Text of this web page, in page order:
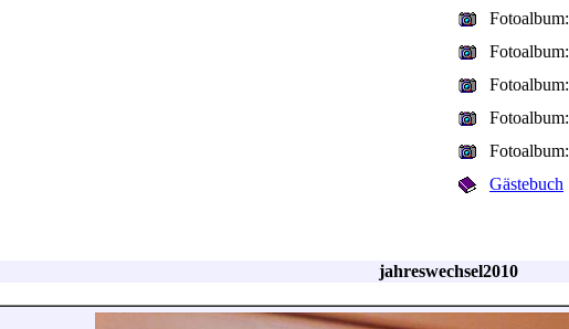
Fotoalbum:
Fotoalbum:
Fotoalbum:
Fotoalbum:
Fotoalbum:
Gästebuch
jahreswechsel2010